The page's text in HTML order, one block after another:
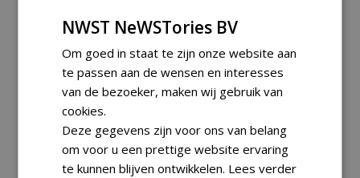
maandag 28 september 2026
Landelijke Jongerendag
Boomkwekerij op 9 oktober
2026
vrijdag 9 oktober 2026
NWST NeWSTories BV
Om goed in staat te zijn onze website aan
te passen aan de wensen en interesses
van de bezoeker, maken wij gebruik van
cookies.
Deze gegevens zijn voor ons van belang
om voor u een prettige website ervaring
te kunnen blijven ontwikkelen. Lees verder